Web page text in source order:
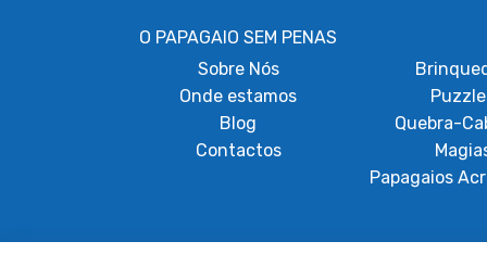
O PAPAGAIO SEM PENAS
Sobre Nós
Onde estamos
Blog
Contactos
Quebra-
Papagaios